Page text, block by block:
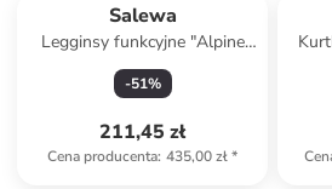
Salewa
Legginsy funkcyjne "Alpine
Hemp" w kolorze bordowym
-51%
211,45 zł
Cena producenta: 435,00 zł*
Pro